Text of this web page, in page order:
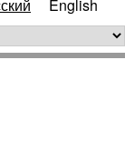
English